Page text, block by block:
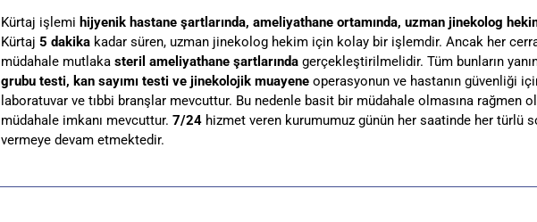
Kürtaj işlemi hijyenik hastane şartlarında, ameliyathane ortamında, uzman jinekolog
Kürtaj 5 dakika kadar süren, uzman jinekolog hekim için kolay bir işlemdir. Ancak her
müdahale mutlaka steril ameliyathane şartlarında gerçekleştirilmelidir. Tüm bunların
grubu testi, kan sayımı testi ve jinekolojik muayene operasyonun ve hastanın güvenliği
laboratuvar ve tıbbi branşlar mevcuttur. Bu nedenle basit bir müdahale olmasına rağmen
müdahale imkanı mevcuttur. 7/24 hizmet veren kurumumuz günün her saatinde her türlü
vermeye devam etmektedir.